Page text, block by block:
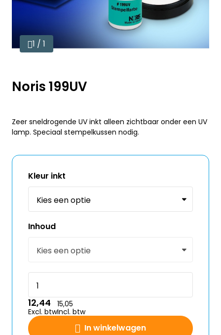
1 / 1
Noris 199UV
Zeer sneldrogende UV inkt alleen zichtbaar onder een UV
lamp. Speciaal stempelkussen nodig.
Kleur inkt
Inhoud
In winkelwagen
12,44
Excl. btw
15,05
Incl. btw